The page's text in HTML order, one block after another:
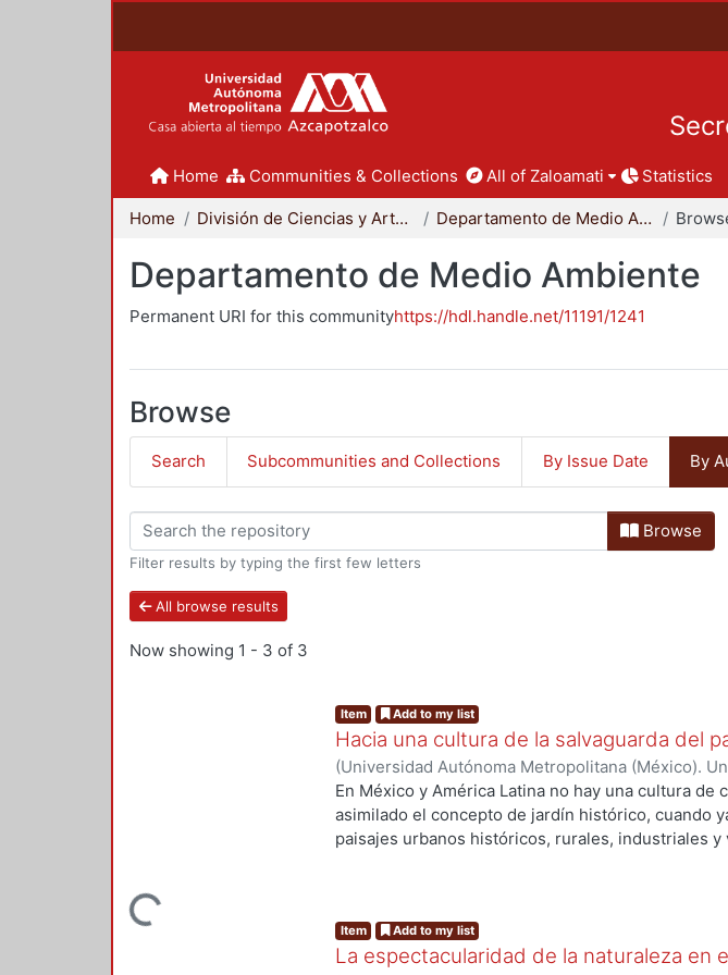
Home Communities & Collections All of Zaloamati Statistics
Home División de Ciencias y Artes para el Diseño Departamento de Medio Ambiente
Departamento de Medio Ambiente
Permanent URI for this communityhttps://hdl.handle.net/11191/1241
Browse
Search Subcommunities and Collections By Issue Date By
Browse
Filter results by typing the first few letters
All browse results
Now showing 1 - 3 of 3
Loading...
Item Add to my list
Hacia una cultura de la salvaguarda del
(Universidad Autónoma Metropolitana (México).
En México y América Latina no hay una cultura
asimilado el concepto de jardín histórico, cuando
paisajes urbanos históricos, rurales, industriales
distintos países, como México y Brasil, se
salvaguardar y garantizar así la integridad de los
Item Add to my list
La espectacularidad de la naturaleza en